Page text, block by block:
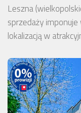
Leszna
sprzedaży
lokalizacją w